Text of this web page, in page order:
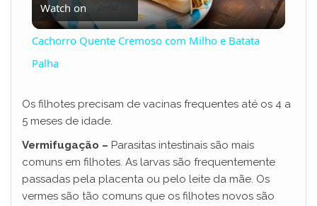
l
y
V
i
Watch on
Cachorro Quente Cremoso com Milho e Batata
Palha
Os filhotes precisam de vacinas frequentes até os 4 a
5 meses de idade.
Vermifugação – Parasitas intestinais são mais
comuns em filhotes. As larvas são frequentemente
passadas pela placenta ou pelo leite da mãe. Os
vermes são tão comuns que os filhotes novos são